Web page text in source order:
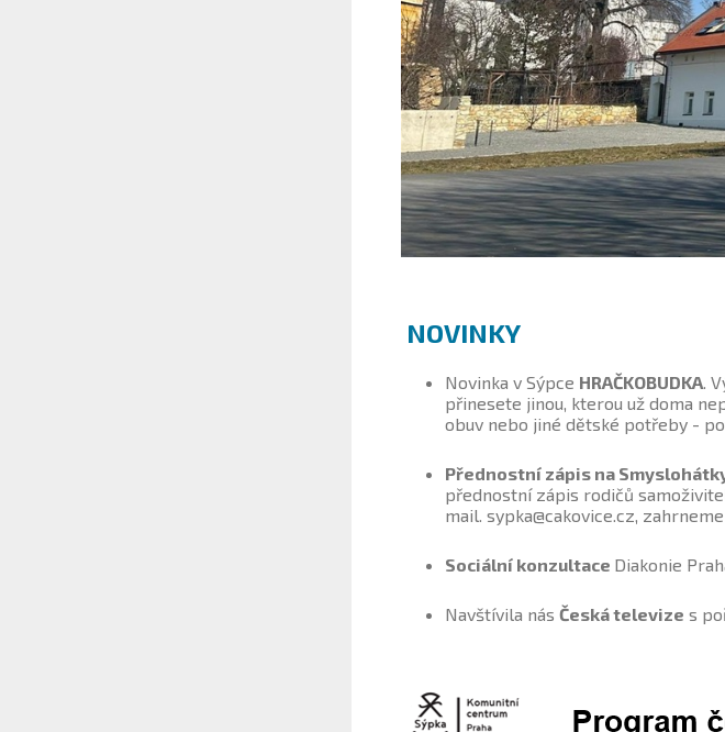
NOVINKY
Novinka v Sýpce HRAČKOBUDKA .
přinesete jinou, kterou už doma
obuv nebo jiné dětské potřeby -
Přednostní zápis na
přednostní zápis rodičů
mail. sypka@cakovice.cz,
Sociální konzultace Diakonie
Navštívila nás Česká televize s